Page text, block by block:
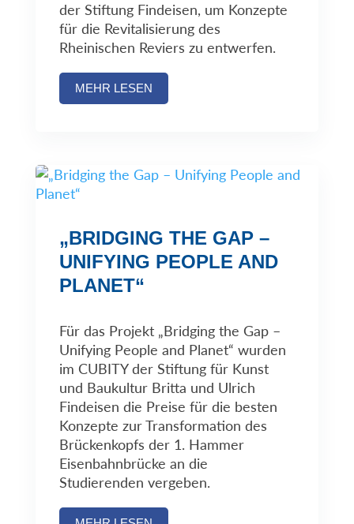
der Stiftung Findeisen, um Konzepte
für die Revitalisierung des
Rheinischen Reviers zu entwerfen.
MEHR LESEN
„BRIDGING THE GAP –
UNIFYING PEOPLE AND
PLANET“
Für das Projekt „Bridging the Gap –
Unifying People and Planet“ wurden
im CUBITY der Stiftung für Kunst
und Baukultur Britta und Ulrich
Findeisen die Preise für die besten
Konzepte zur Transformation des
Brückenkopfs der 1. Hammer
Eisenbahnbrücke an die
Studierenden vergeben.